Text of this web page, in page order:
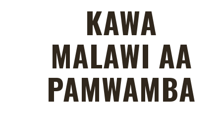
KAWA
MALAWI AA
PAMWAMBA